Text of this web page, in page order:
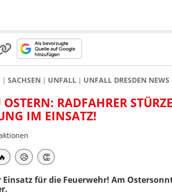
SACHSEN UNFALL UNFALL DRESDEN NEWS
RADFAHRER
IM EINSATZ!
🔥 😥 👏
für die Feuerwehr! Am